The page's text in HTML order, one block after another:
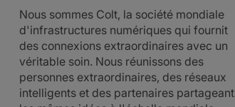
Nous sommes Colt, la société mondiale
d'infrastructures numériques qui fournit
des connexions extraordinaires avec un
véritable soin. Nous réunissons des
personnes extraordinaires, des réseaux
intelligents et des partenaires partageant